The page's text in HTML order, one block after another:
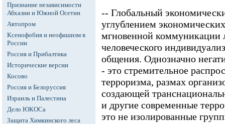
Признание независимости
Абхазии и Южной Осетии
Автопром
Ксенофобия и неофашизм в
России
Россия и Прибалтика
Исторические версии
Косово
Россия и Белоруссия
Израиль и Палестина
Дело ЮКОСа
Защита Химкинского леса
-- Глобальный
углублением
мгновенной коммуникации
человеческого
общения. Однозначно
- это стремительное
терроризма, размах
создающей
и другие современные
это не изолированные